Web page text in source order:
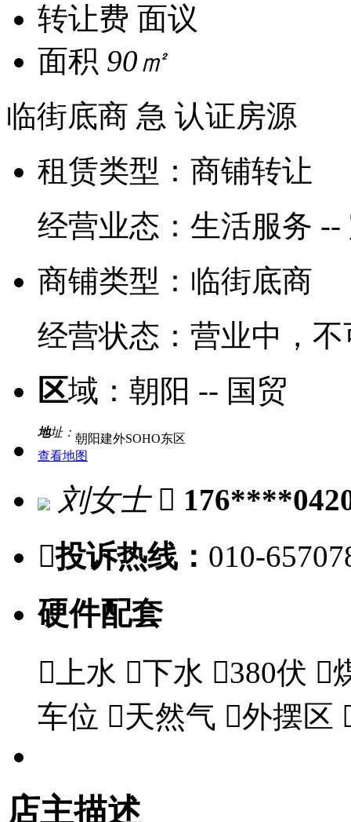
转让费 面议
面积 90㎡
临街底商 急 认证房源
租赁类型： 商铺转让
经营业态： 生活服务 --
商铺类型： 临街底商
经营状态： 营业中，
区域： 朝阳 -- 国贸
地址： 朝阳建外SOHO东区
查看地图
刘女士 
投诉热线： 010-
硬件配套
 上水 下水 380伏 
车位 天然气 外摆区
店主描述